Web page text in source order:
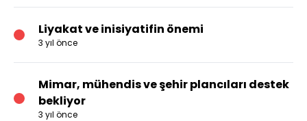
Liyakat ve inisiyatifin önemi
3 yıl önce
Mimar, mühendis ve şehir plancıları destek
bekliyor
3 yıl önce